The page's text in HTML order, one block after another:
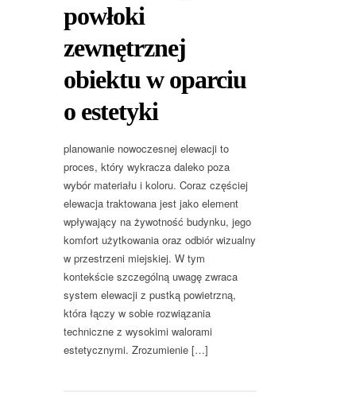
powłoki
zewnętrznej
obiektu w oparciu
o estetyki
planowanie nowoczesnej elewacji to
proces, który wykracza daleko poza
wybór materiału i koloru. Coraz częściej
elewacja traktowana jest jako element
wpływający na żywotność budynku, jego
komfort użytkowania oraz odbiór wizualny
w przestrzeni miejskiej. W tym
kontekście szczególną uwagę zwraca
system elewacji z pustką powietrzną,
która łączy w sobie rozwiązania
techniczne z wysokimi walorami
estetycznymi. Zrozumienie […]